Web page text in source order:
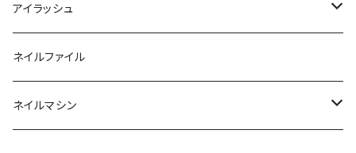
ソフトジェルチップ
ツール
パール
パウダー
ストーン
アイラッシュ
まつげ
グルー/リムーバー
ネイルファイル
ネイルマシン